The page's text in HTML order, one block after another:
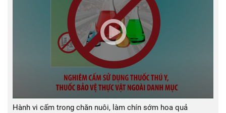
Hành vi cấm trong chăn nuôi, làm chín sớm hoa quả